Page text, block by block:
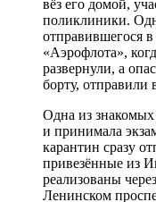
вёз его домой,
поликлиники.
отправившегося
«Аэрофлота»,
развернули, а
борту, отправили
Одна из знакомых
и принимала
карантин сразу
привезённые из
реализованы
Ленинском